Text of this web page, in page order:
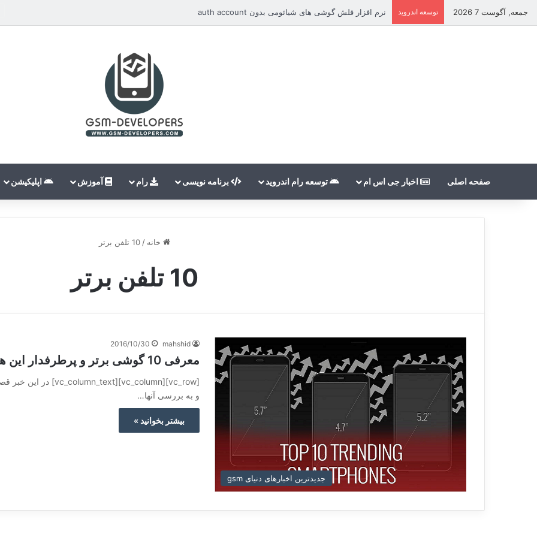
جمعه, آگوست 7 2026 توسعه اندروید نرم افزار فلش گوشی های شیائومی بدون auth account
صفحه اصلی اخبار جی اس ام توسعه رام اندروید برنامه نویسی رام آموزش اپلیکیشن
خانه / 10 تلفن برتر
10 تلفن برتر
جدیدترین اخبارهای دنیای gsm
mahshid
2016/10/30
معرفی 10 گوشی برتر و پرطرفدار این هفته
و به بررسی آنها…
بیشتر بخوانید »